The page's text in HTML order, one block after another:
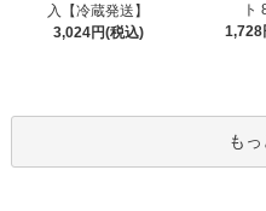
入【冷蔵発送】
3,024円(税込)
ト
1,728
も